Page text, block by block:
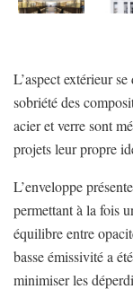
L’aspect extérieur
sobriété des
acier et verre sont
projets leur propre
L’enveloppe
permettant à la fois
équilibre entre
basse émissivité a
minimiser les